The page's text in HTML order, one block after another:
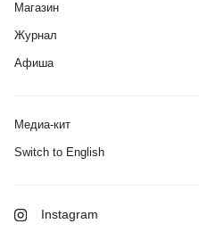
Магазин
Журнал
Афиша
Медиа-кит
Switch to English
Instagram